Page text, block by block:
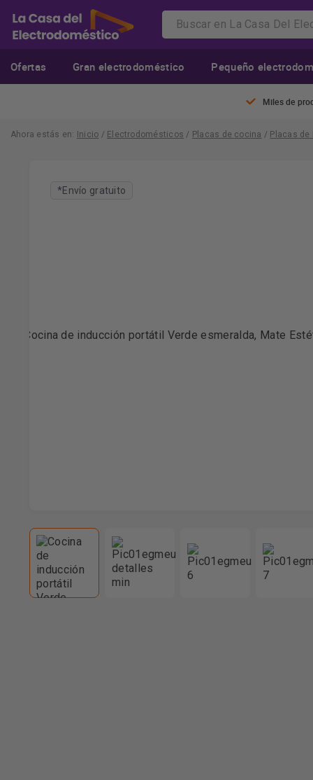
Ofertas Gran electrodoméstico Pequeño
Miles de
Ahora estás en: Inicio / Electrodomésticos / Placas de cocina / Placas de
*Envío gratuito